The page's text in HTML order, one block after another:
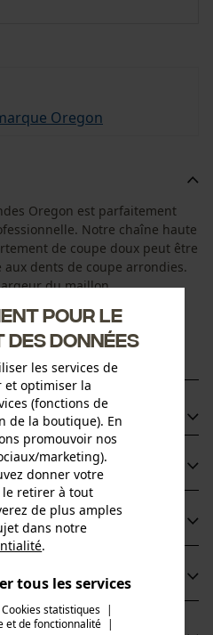
Oregon
Oregon est parfaitement
Notre chaîne haute
de coupe doux peut être
dents de coupe arrondies.
du maillon
a moins de rebond, ce qui
et de ...
du dispositif de coupe
diamètre pour des coupes
sécurité réduisent le choc
(PDF)
pour le
données
les services de
et optimiser la
(fonctions de
de la boutique). En
promouvoir nos
marketing).
donner votre
retirer à tout
de plus amples
dans notre
.
tous les services
Cookies statistiques |
et de fonctionnalité |
produite. Veuillez